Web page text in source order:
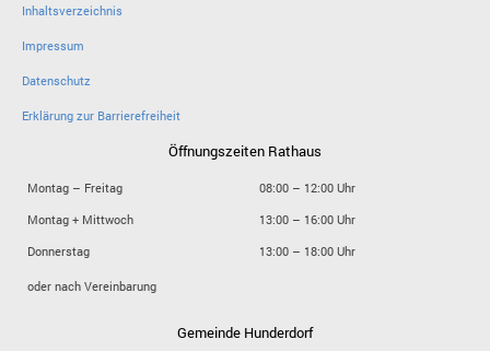
Inhaltsverzeichnis
Impressum
Datenschutz
Erklärung zur Barrierefreiheit
Öffnungszeiten Rathaus
Montag – Freitag
08:00 – 12:00 Uhr
Montag + Mittwoch
13:00 – 16:00 Uhr
Donnerstag
13:00 – 18:00 Uhr
oder nach Vereinbarung
Gemeinde Hunderdorf